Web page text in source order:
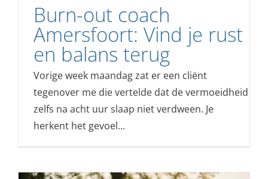
Burn-out coach
Amersfoort: Vind je rust
en balans terug
Vorige week maandag zat er een cliënt
tegenover me die vertelde dat de vermoeidheid
zelfs na acht uur slaap niet verdween. Je
herkent het gevoel...